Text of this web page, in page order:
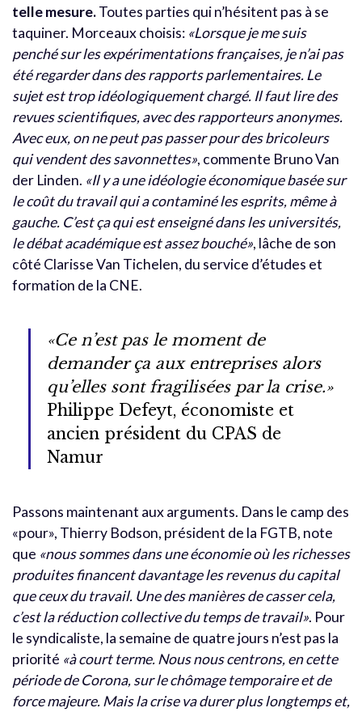
telle mesure.Toutes parties qui n’hésitent pas à se
taquiner. Morceaux choisis: «Lorsque je me suis
penché sur les expérimentations françaises, je n’ai pas
été regarder dans des rapports parlementaires. Le
sujet est trop idéologiquement chargé. Il faut lire des
revues scientifiques, avec des rapporteurs anonymes.
Avec eux, on ne peut pas passer pour des bricoleurs
qui vendent des savonnettes», commente Bruno Van
der Linden. «Il y a une idéologie économique basée sur
le coût du travail qui a contaminé les esprits, même à
gauche. C’est ça qui est enseigné dans les universités,
le débat académique est assez bouché», lâche de son
côté Clarisse Van Tichelen, du service d’études et
formation de la CNE.
«Ce n’est pas le moment de
demander ça aux entreprises alors
qu’elles sont fragilisées par la crise.»
Philippe Defeyt, économiste et
ancien président du CPAS de
Namur
Passons maintenant aux arguments. Dans le camp des
«pour», Thierry Bodson, président de la FGTB, note
que «nous sommes dans une économie où les richesses
produites financent davantage les revenus du capital
que ceux du travail. Une des manières de casser cela,
c’est la réduction collective du temps de travail». Pour
le syndicaliste, la semaine de quatre jours n’est pas la
priorité «à court terme. Nous nous centrons, en cette
période de Corona, sur le chômage temporaire et de
force majeure. Mais la crise va durer plus longtemps et,